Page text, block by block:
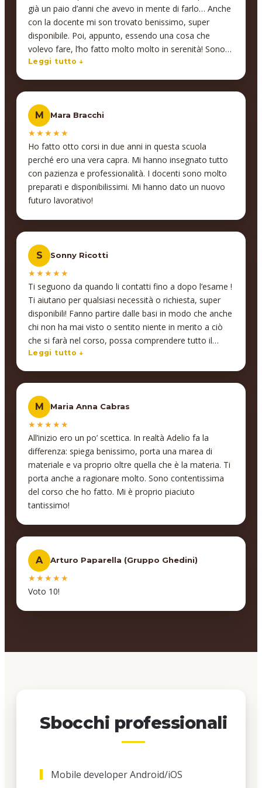
competente e sempre disponibile. Un’esperienza che
consiglio vivamente a chiunque voglia investire nella
crescita del proprio team! Alessandro Coffinardi -
Founder Floky
già un paio d’anni che avevo in mente di farlo… Anche
con la docente mi son trovato benissimo, super
disponibile. Poi, appunto, essendo una cosa che
volevo fare, l’ho fatto molto molto in serenità! Sono
molto molto contento, infatti sto già pensando di farn
interessano molto, soprattutto Interior design… che si
collegherebbe comunque anche a quello che ho fatto
adesso.
Leggi tutto ↓
M Mara Bracchi
★★★★★
Ho fatto otto corsi in due anni in questa scuola
perché ero una vera capra. Mi hanno insegnato tutto
con pazienza e professionalità. I docenti sono molto
preparati e disponibilissimi. Mi hanno dato un nuovo
futuro lavorativo!
S Sonny Ricotti
★★★★★
Ti seguono da quando li contatti fino a dopo l’esame !
Ti aiutano per qualsiasi necessità o richiesta, super
disponibili! Fanno partire dalle basi in modo che anche
chi non ha mai visto o sentito niente in merito a ciò
che si farà nel corso, possa comprendere tutto il
percorso ed a fine corso avere una certificazione di
varie lezioni ed il materiale che il professore ha fatto
per il corso! Inoltre professori bravissimi e che
spiegano in maniera molto chiara e semplice inoltre
danno anche la possibilità di interagire in modo da
comprendere meglio concetti e pratica di ciò che si fa!
Non bastasse tutto ciò a fine lezioni il professore si
mette a disposizione per una 20ina di ore per
approfondire argomenti che ha spiegato o aggiungere
conoscenze al bagaglio di noi studenti!
Consigliatissimi!!
Leggi tutto ↓
M Maria Anna Cabras
★★★★★
All’inizio ero un po’ scettica. In realtà Adelio fa la
differenza: spiega benissimo, porta una marea di
materiale e va proprio oltre quella che è la materia. Ti
porta anche a ragionare molto. Sono contentissima
del corso che ho fatto. Mi è proprio piaciuto
tantissimo!
A Arturo Paparella (Gruppo Ghedini)
★★★★★
Voto 10!
Sbocchi professionali
Mobile developer Android/iOS